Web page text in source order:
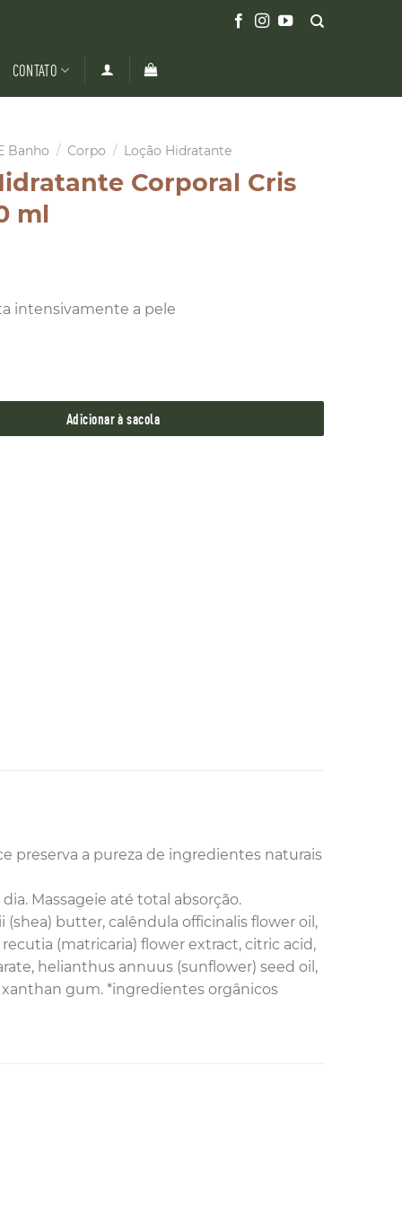
CONTATO
Banho / Corpo / Loção Hidratante
Corporal Cris
ml
intensivamente a pele
Corporal Cris Dios 250 ml quantidade
Adicionar à sacola
preserva a pureza de ingredientes naturais
Massageie até total absorção.
butter, calêndula officinalis flower oil,
(matricaria) flower extract, citric acid,
helianthus annuus (sunflower) seed oil,
gum. *ingredientes orgânicos